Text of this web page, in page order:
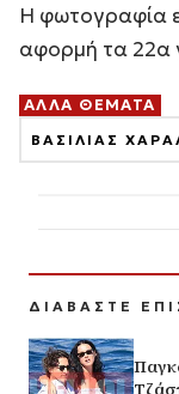
Η φωτογραφία
αφορμή τα 22α
ΑΛΛΑ ΘΕΜΑΤΑ
ΒΑΣΙΛΙΑΣ
ΔΙΑΒΑΣΤΕ